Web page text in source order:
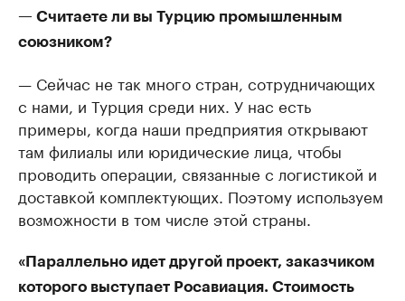
— Считаете ли вы Турцию промышленным
союзником?
— Сейчас не так много стран, сотрудничающих
с нами, и Турция среди них. У нас есть
примеры, когда наши предприятия открывают
там филиалы или юридические лица, чтобы
проводить операции, связанные с логистикой и
доставкой комплектующих. Поэтому используем
возможности в том числе этой страны.
«Параллельно идет другой проект, заказчиком
которого выступает Росавиация. Стоимость